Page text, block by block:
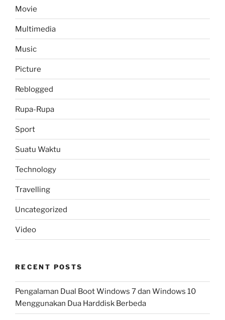
Movie
Multimedia
Music
Picture
Reblogged
Rupa-Rupa
Sport
Suatu Waktu
Technology
Travelling
Uncategorized
Video
RECENT POSTS
Pengalaman Dual Boot Windows 7 dan Windows 10
Menggunakan Dua Harddisk Berbeda